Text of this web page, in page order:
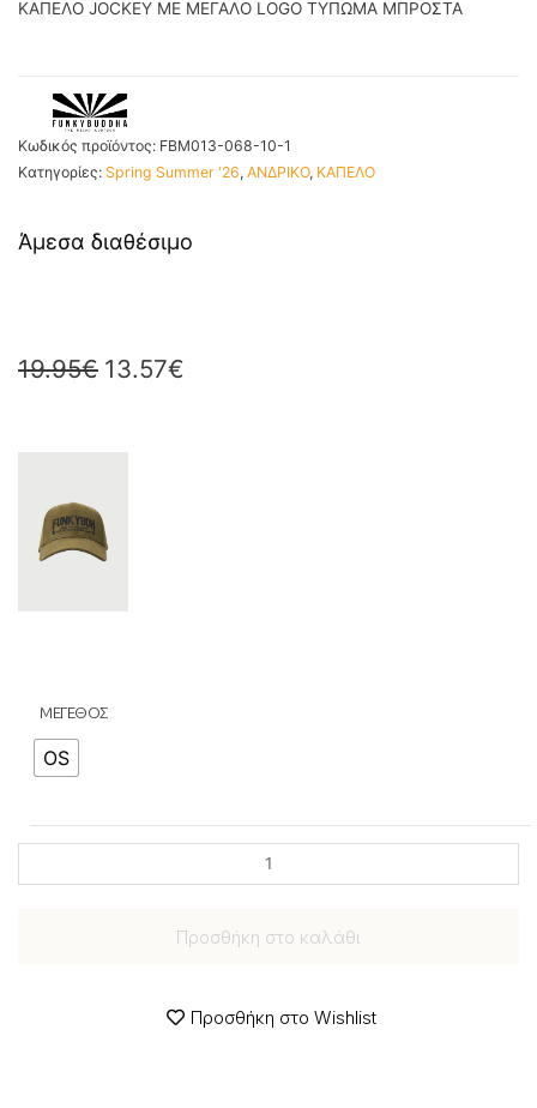
ΚΑΠΕΛΟ JOCKEY ΜΕ ΜΕΓΑΛΟ LOGO ΤΥΠΩΜΑ ΜΠΡΟΣΤΑ
Κωδικός προϊόντος: FBM013-068-10-1
Κατηγορίες: Spring Summer '26, ΑΝΔΡΙΚΟ, ΚΑΠΕΛΟ
Άμεσα διαθέσιμο
19.95€ 13.57€
ΜΕΓΕΘΟΣ
OS
Προσθήκη στο καλάθι
Προσθήκη στο Wishlist